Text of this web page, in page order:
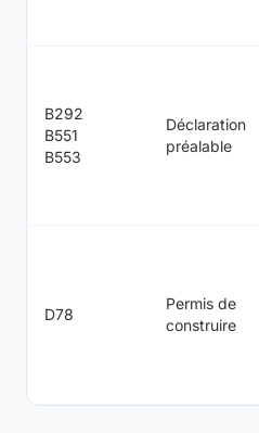
B292
B551
B553
Déclaration
préalable
D78
Permis de
construire